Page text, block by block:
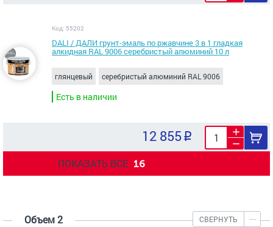
Код: 55202
DALI / ДАЛИ грунт-эмаль по ржавчине 3 в 1 гладкая
алкидная RAL 9006 серебристый алюминий 10 л
глянцевый серебристый алюминий RAL 9006
Есть в наличии
12 855
ПОКАЗАТЬ ВСЕ 16
Объем 2 СВЕРНУТЬ